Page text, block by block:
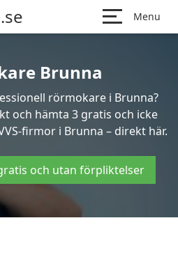
Menu
Brunna
rörmokare i Brunna?
och hämta 3 gratis och icke
firmor i Brunna – direkt här.
och utan förpliktelser